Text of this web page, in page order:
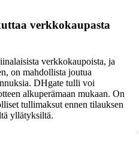
verkkokaupasta
verkkokaupoista, ja
on mahdollista joutua
DHgate tulli voi
alkuperämaan mukaan. On
tullimaksut ennen tilauksen
yllätyksiltä.